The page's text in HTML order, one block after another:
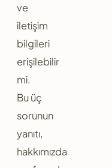
ve
iletişim
bilgileri
erişilebilir
mi.
Bu üç
sorunun
yanıtı,
hakkımızda